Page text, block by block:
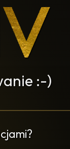
:-)